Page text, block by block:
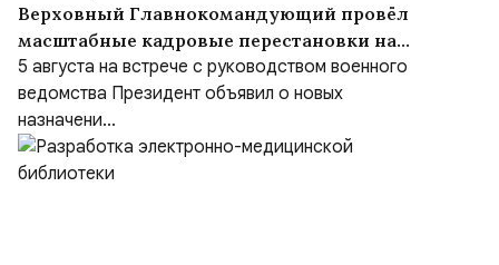
Верховный Главнокомандующий провёл
масштабные кадровые перестановки на
встрече с руководством Министерства
обороны и группировок войск
5 августа на встрече с руководством военного
ведомства Президент объявил о новых
назначени...